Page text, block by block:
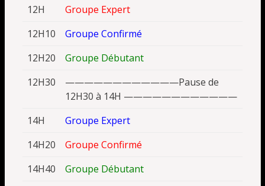
12H
Groupe Expert
12H10
Groupe Confirmé
12H20
Groupe Débutant
12H30
————————————Pause de
12H30 à 14H ————————————
14H
Groupe Expert
14H20
Groupe Confirmé
14H40
Groupe Débutant